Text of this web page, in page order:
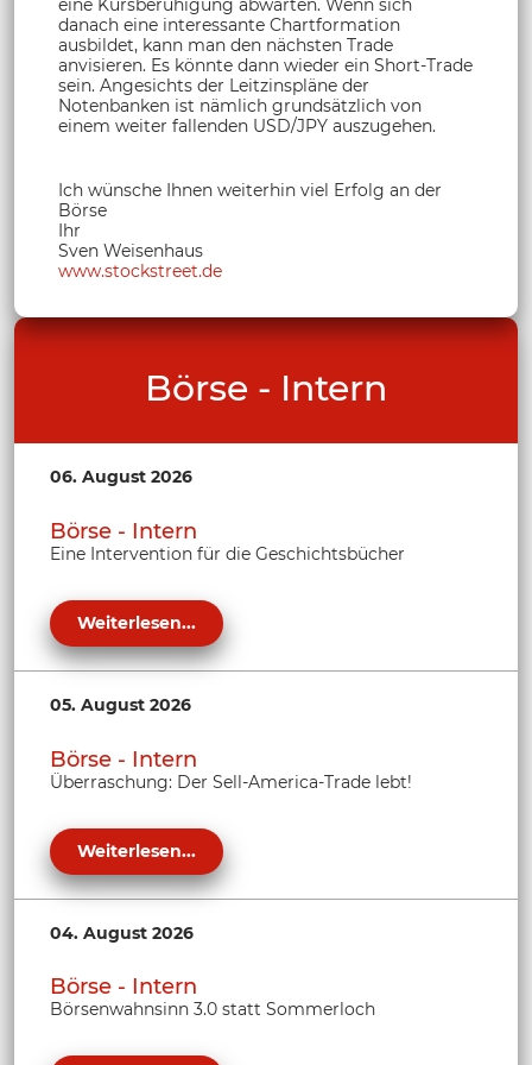
eine Kursberuhigung abwarten. Wenn sich
danach eine interessante Chartformation
ausbildet, kann man den nächsten Trade
anvisieren. Es könnte dann wieder ein Short-Trade
sein. Angesichts der Leitzinspläne der
Notenbanken ist nämlich grundsätzlich von
einem weiter fallenden USD/JPY auszugehen.
Ich wünsche Ihnen weiterhin viel Erfolg an der
Börse
Ihr
Sven Weisenhaus
www.stockstreet.de
Börse - Intern
06. August 2026
Börse - Intern
Eine Intervention für die Geschichtsbücher
Weiterlesen...
05. August 2026
Börse - Intern
Überraschung: Der Sell-America-Trade lebt!
Weiterlesen...
04. August 2026
Börse - Intern
Börsenwahnsinn 3.0 statt Sommerloch